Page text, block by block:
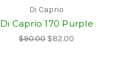
Di Caprio
Di Caprio 170 Purple
$90.00 $82.00